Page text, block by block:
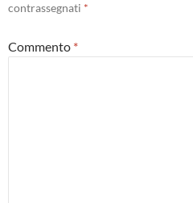
contrassegnati *
Commento *